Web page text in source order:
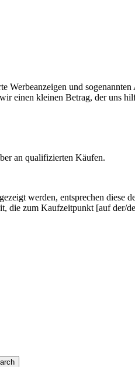
Werbeanzeigen und
einen kleinen Betrag, der uns
an qualifizierten Käufen.
werden, entsprechen
die zum Kaufzeitpunkt [auf der/